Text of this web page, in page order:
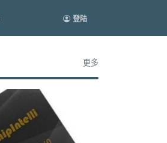
登陆
更多